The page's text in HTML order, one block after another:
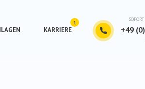
KARRIERE +49